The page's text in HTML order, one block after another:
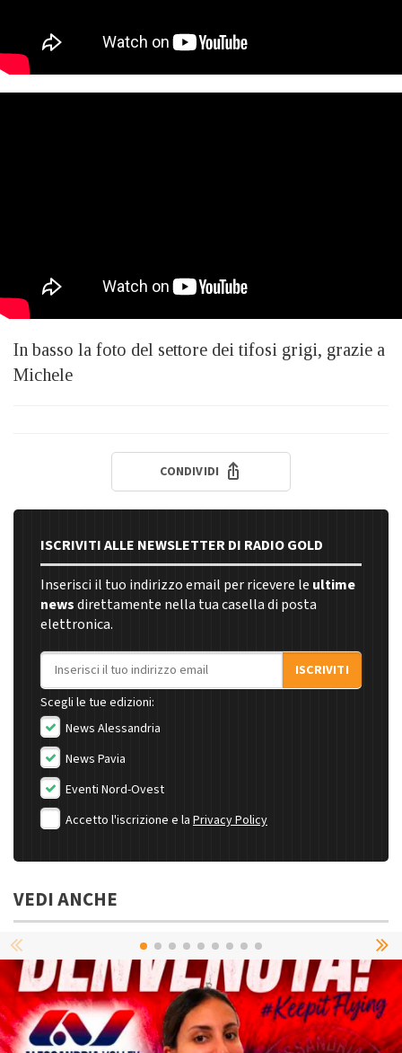
In basso la foto del settore dei tifosi grigi, grazie a
Michele
CONDIVIDI
ISCRIVITI ALLE NEWSLETTER DI RADIO GOLD
Inserisci il tuo indirizzo email per ricevere le ultime
newsdirettamente nella tua casella di posta
elettronica.
Indirizzo email
ISCRIVITI
Scegli le tue edizioni:
News Alessandria
News Pavia
Eventi Nord-Ovest
Accetto l'iscrizione e la Privacy Policy
VEDI ANCHE